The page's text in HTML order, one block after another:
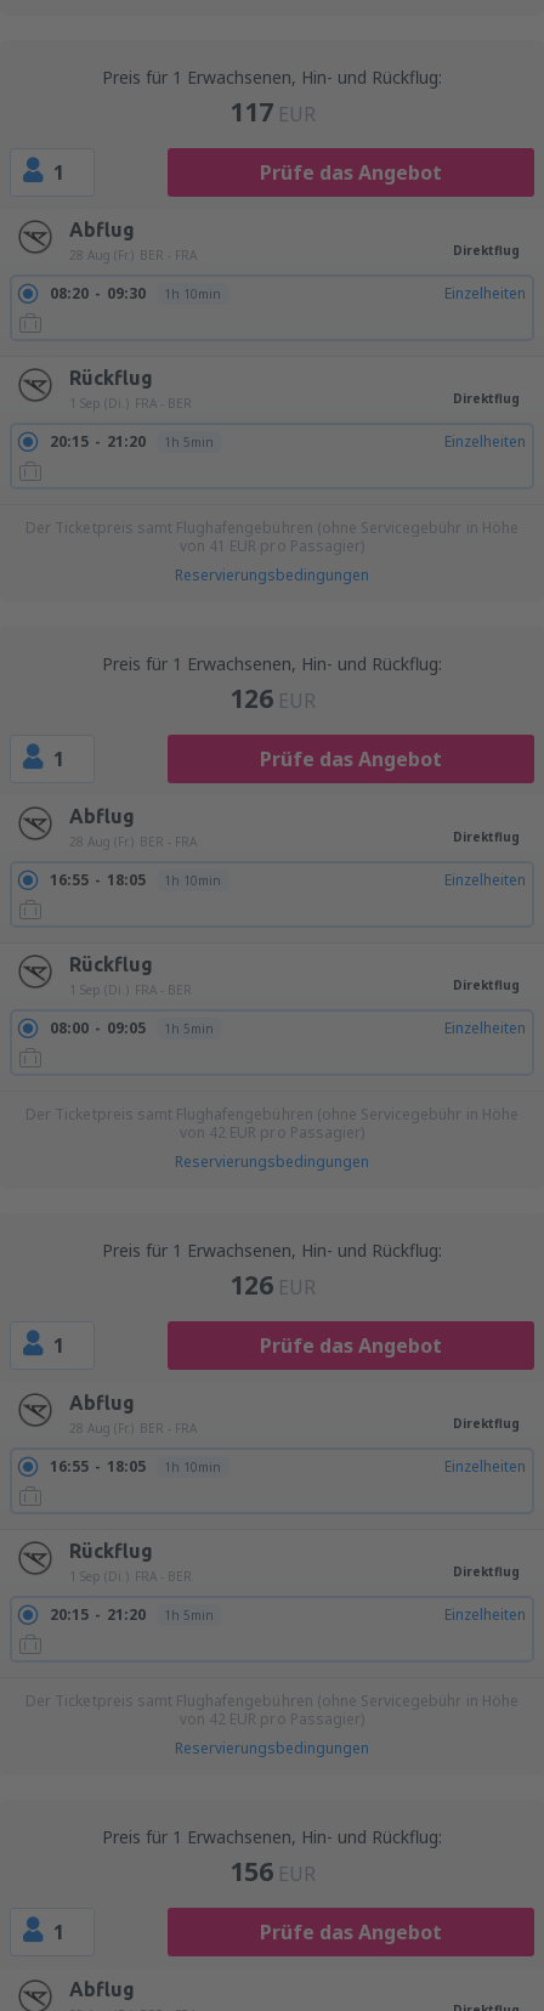
Preis für 1 Erwachsenen, Hin- und Rückflug:
117 EUR
1 Prüfe das Angebot
Abflug
28 Aug (Fr.) BER - FRA Direktflug
08:20 09:30 1h 10min Einzelheiten
Rückflug
1 Sep (Di.) FRA - BER Direktflug
20:15 21:20 1h 5min Einzelheiten
Der Ticketpreis samt Flughafengebühren (ohne Servicegebühr in Höhe
von 41 EUR pro Passagier)
Reservierungsbedingungen
Preis für 1 Erwachsenen, Hin- und Rückflug:
126 EUR
1 Prüfe das Angebot
Abflug
28 Aug (Fr.) BER - FRA Direktflug
16:55 18:05 1h 10min Einzelheiten
Rückflug
1 Sep (Di.) FRA - BER Direktflug
08:00 09:05 1h 5min Einzelheiten
Der Ticketpreis samt Flughafengebühren (ohne Servicegebühr in Höhe
von 42 EUR pro Passagier)
Reservierungsbedingungen
Preis für 1 Erwachsenen, Hin- und Rückflug:
126 EUR
1 Prüfe das Angebot
Abflug
28 Aug (Fr.) BER - FRA Direktflug
16:55 18:05 1h 10min Einzelheiten
Rückflug
1 Sep (Di.) FRA - BER Direktflug
20:15 21:20 1h 5min Einzelheiten
Der Ticketpreis samt Flughafengebühren (ohne Servicegebühr in Höhe
von 42 EUR pro Passagier)
Reservierungsbedingungen
Preis für 1 Erwachsenen, Hin- und Rückflug:
156 EUR
1 Prüfe das Angebot
Abflug